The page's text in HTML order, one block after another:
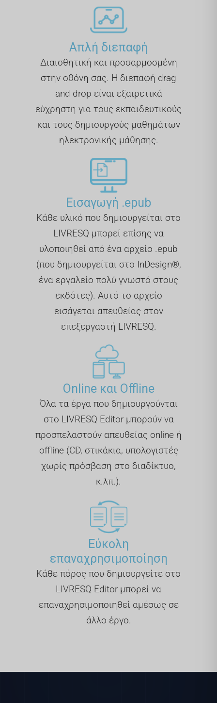
Απλή διεπαφή
Διαισθητική και προσαρμοσμένη
στην οθόνη σας. Η διεπαφή drag
and drop είναι εξαιρετικά
εύχρηστη για τους εκπαιδευτικούς
και τους δημιουργούς μαθημάτων
ηλεκτρονικής μάθησης.
Εισαγωγή .epub
Κάθε υλικό που δημιουργείται στο
LIVRESQ μπορεί επίσης να
υλοποιηθεί από ένα αρχείο .epub
(που δημιουργείται στο InDesign®,
ένα εργαλείο πολύ γνωστό στους
εκδότες). Αυτό το αρχείο
εισάγεται απευθείας στον
επεξεργαστή LIVRESQ.
Online και Offline
Όλα τα έργα που δημιουργούνται
στο LIVRESQ Editor μπορούν να
προσπελαστούν απευθείας online ή
offline (CD, στικάκια, υπολογιστές
χωρίς πρόσβαση στο διαδίκτυο,
κ.λπ.).
Εύκολη
επαναχρησιμοποίηση
Κάθε πόρος που δημιουργείτε στο
LIVRESQ Editor μπορεί να
επαναχρησιμοποιηθεί αμέσως σε
άλλο έργο.